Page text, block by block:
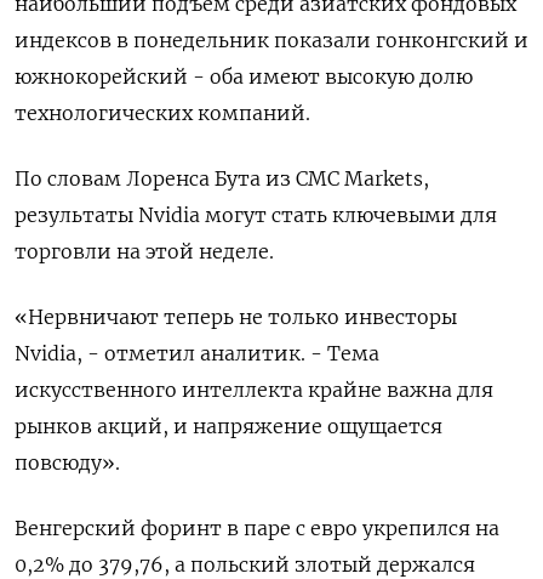
индексов в понедельник показали гонконгский и
​южнокорейский - оба имеют высокую долю
технологических компаний.
По словам Лоренса Бута из CMC ‌Markets,
результаты Nvidia могут стать ключевыми для
торговли на этой неделе.
«Нервничают теперь не только инвесторы
Nvidia, - отметил аналитик. - Тема ​
искусственного интеллекта крайне ​важна для
рынков акций, ‌и напряжение ощущается
повсюду».
Венгерский форинт в паре с евро укрепился на ​
0,2% до 379,76, а польский злотый держался